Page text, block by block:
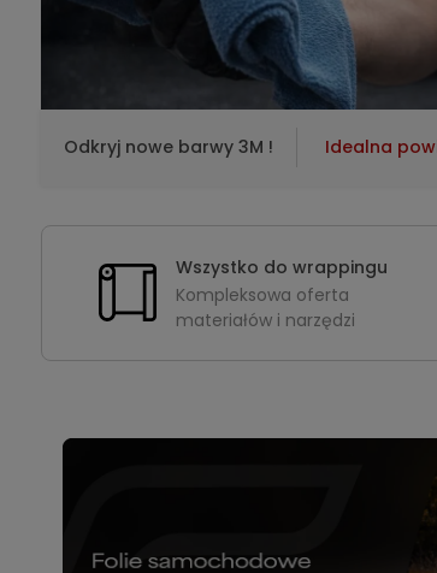
Odkryj nowe barwy 3M ! Idealna
Wszystko do wrappingu
Kompleksowa oferta
materiałów i narzędzi